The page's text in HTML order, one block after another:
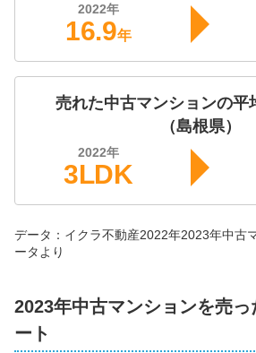
2022年
16.9年
売れた中古マンションの平
（島根県）
2022年
3LDK
データ：イクラ不動産2022年2023年中古
ータより
2023年中古マンションを売
ート